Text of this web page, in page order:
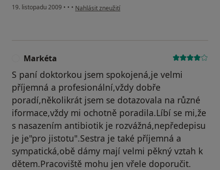
19. listopadu 2009 • • • podle názoru uživatele Váš účet byl odstraněn
Nahlásit zneužití
Markéta
S paní doktorkou jsem spokojená,je velmi
příjemná a profesionální,vždy dobře
poradí,několikrát jsem se dotazovala na různé
iformace,vždy mi ochotně poradila.Líbí se mi,že
s nasazením antibiotik je rozvážná,nepředepisu
je je"pro jistotu".Sestra je také příjemná a
sympatická,obě dámy mají velmi pěkný vztah k
dětem.Pracoviště mohu jen vřele doporučit.